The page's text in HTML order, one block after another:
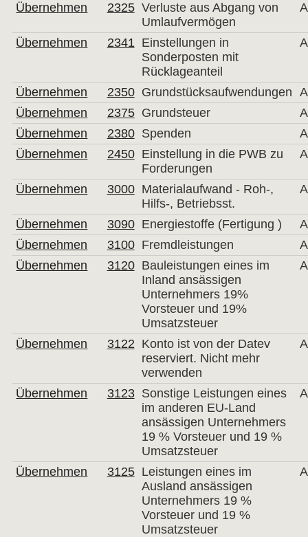
Übernehmen 2325 Verluste aus Abgang von
Umlaufvermögen
Übernehmen 2341 Einstellungen in
Sonderposten mit
Rücklageanteil
Übernehmen 2350 Grundstücksaufwendungen
Übernehmen
2375 Grundsteuer
Übernehmen
2380 Spenden
Übernehmen
2450 Einstellung in die PWB zu
Forderungen
Übernehmen 3000 Materialaufwand - Roh-,
Hilfs-, Betriebsst.
Übernehmen 3090 Energiestoffe (Fertigung )
Übernehmen
3100 Fremdleistungen
Übernehmen
3120 Bauleistungen eines im
Inland ansässigen
Unternehmers 19%
Vorsteuer und 19%
Umsatzsteuer
Übernehmen 3122 Konto ist von der Datev
reserviert. Nicht mehr
verwenden
Übernehmen 3123 Sonstige Leistungen eines
im anderen EU-Land
ansässigen Unternehmers
19 % Vorsteuer und 19 %
Umsatzsteuer
Übernehmen 3125 Leistungen eines im
Ausland ansässigen
Unternehmers 19 %
Vorsteuer und 19 %
Umsatzsteuer